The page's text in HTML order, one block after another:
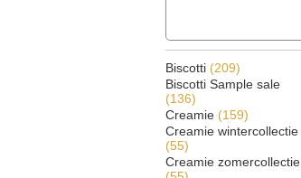
Biscotti (209)
Biscotti Sample sale
(136)
Creamie (159)
Creamie wintercollectie
(55)
Creamie zomercollectie